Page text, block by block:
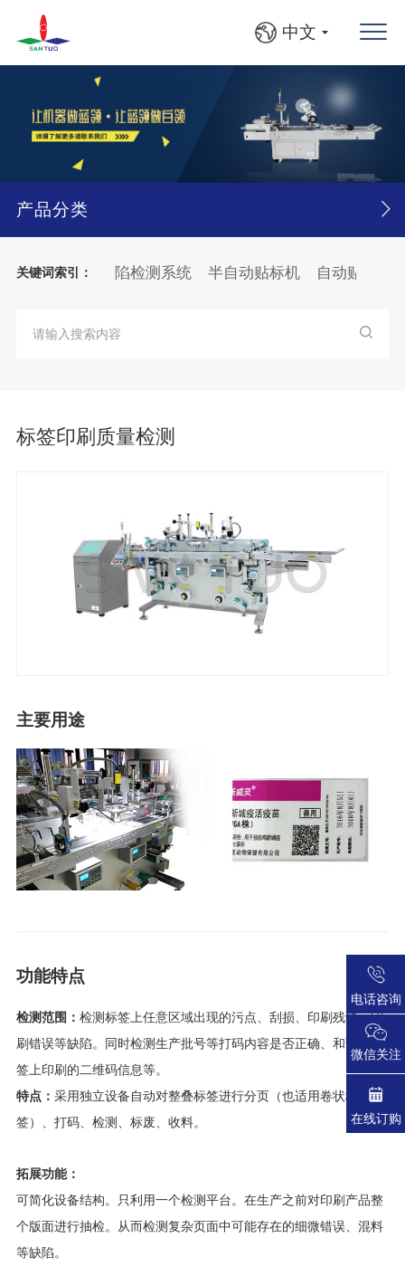
中文
产品分类
关键词索引：
标机 视觉缺陷检测系统 半自动贴标机 自动贴标机
标签印刷质量检测
主要用途
功能特点
检测范围： 检测标签上任意区域出现的污点、刮损、印刷残缺、印
刷错误等缺陷。同时检测生产批号等打码内容是否正确、和读取标
签上印刷的二维码信息等。
特点： 采用独立设备自动对整叠标签进行分页（也适用卷状标
签）、打码、检测、标废、收料。
拓展功能：
可简化设备结构。只利用一个检测平台。在生产之前对印刷产品整
个版面进行抽检。从而检测复杂页面中可能存在的细微错误、混料
等缺陷。
电话咨询
微信关注
在线订购